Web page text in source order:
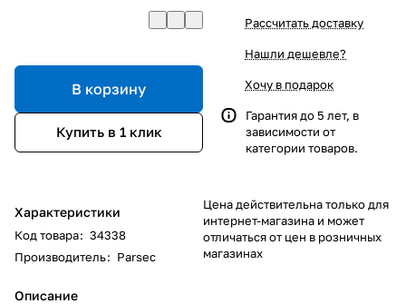
В корзину
Купить в 1 клик
Характеристики
Код товара: 34338
Производитель: Parsec
Описание
Рассчитать доставку
Нашли дешевле?
Хочу в подарок
Гарантия до 5 лет, в
зависимости от
категории товаров.
Цена действительна только для
интернет-магазина и может
отличаться от цен в розничных
магазинах